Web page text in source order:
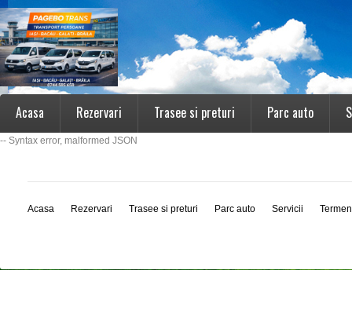
Acasa Rezervari Trasee si preturi Parc auto
-- Syntax error, malformed JSON
Acasa Rezervari Trasee si preturi Parc auto Servicii